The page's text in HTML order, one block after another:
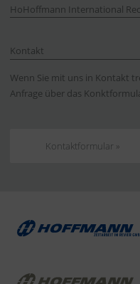
HoHoffmann International
Kontakt
Wenn Sie mit uns in Kontakt
Anfrage über das
Kontaktformular »